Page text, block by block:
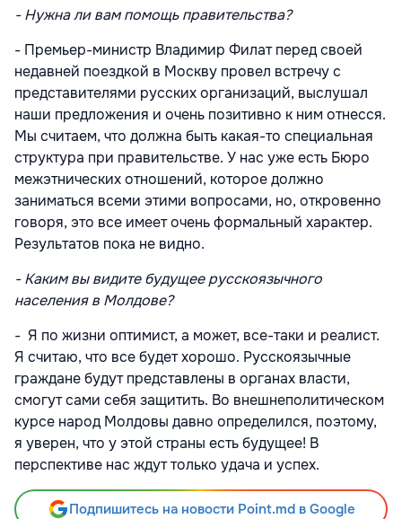
- Нужна ли вам помощь правительства?
- Премьер-министр Владимир Филат перед своей
недавней поездкой в Москву провел встречу с
представителями русских организаций, выслушал
наши предложения и очень позитивно к ним отнесся.
Мы считаем, что должна быть какая-то специальная
структура при правительстве. У нас уже есть Бюро
межэтнических отношений, которое должно
заниматься всеми этими вопросами, но, откровенно
говоря, это все имеет очень формальный характер.
Результатов пока не видно.
- Каким вы видите будущее русскоязычного
населения в Молдове?
- Я по жизни оптимист, а может, все-таки и реалист.
Я считаю, что все будет хорошо. Русскоязычные
граждане будут представлены в органах власти,
смогут сами себя защитить. Во внешнеполитическом
курсе народ Молдовы давно определился, поэтому,
я уверен, что у этой страны есть будущее! В
перспективе нас ждут только удача и успех.
Подпишитесь на новости Point.md в Google